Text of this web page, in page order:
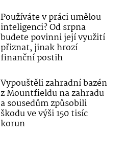
Používáte v práci umělou
inteligenci? Od srpna
budete povinni její využití
přiznat, jinak hrozí
finanční postih
Vypouštěli zahradní bazén
z Mountfieldu na zahradu
a sousedům způsobili
škodu ve výši 150 tisíc
korun